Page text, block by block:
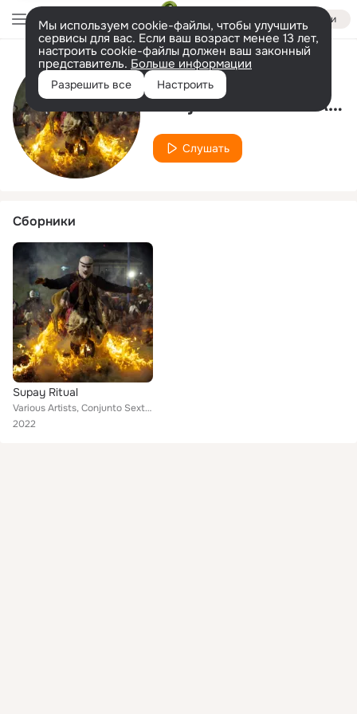
Войти
Мы используем cookie-файлы, чтобы улучшить
сервисы для вас. Если ваш возраст менее 13 лет,
настроить cookie-файлы должен ваш законный
представитель. Больше информации
Разрешить все Настроить
Исполнитель
Conjunto Musical Amautas De Ancash
Слушать
Сборники
Supay Ritual
Various Artists, Conjunto Sexteto Musical Huaraz, Conjunto Los Capitalinos De Huaráz, Conjunto Musical Amautas De Ancash, Conjun...
2022